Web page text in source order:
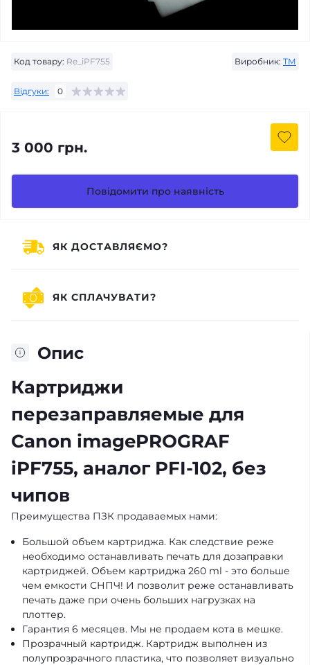
Код товару: Re_iPF755 Виробник: ТМ
Відгуки: 0
3 000 грн.
Повідомити про наявність
Опис
Картриджи
перезаправляемые для
Canon imagePROGRAF
iPF755, аналог PFI-102, без
чипов
Преимущества ПЗК продаваемых нами:
Большой объем картриджа. Как следствие реже
необходимо останавливать печать для дозаправки
картриджей. Объем картриджа 260 ml - это больше
чем емкости СНПЧ! И позволит реже останавливать
печать даже при очень больших нагрузках на
плоттер.
Гарантия 6 месяцев. Мы не продаем кота в мешке.
Прозрачный картридж. Картридж выполнен из
полупрозрачного пластика, что позволяет визуально
ЯК ДОСТАВЛЯЄМО?
ЯК СПЛАЧУВАТИ?